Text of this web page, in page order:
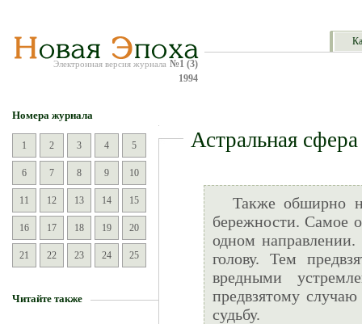
Электронная версия журнала №1 (3)
1994
Номера журнала
1 2 3 4 5
6 7 8 9 10
11 12 13 14 15
16 17 18 19 20
21 22 23 24 25
Читайте также
Астральная сфера
Также обширно
бережности. Самое
одном
голову. Тем
вредными
предвзятому
судьбу.